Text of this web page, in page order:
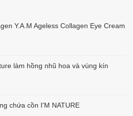
Y.A.M Ageless Collagen Eye Cream
làm hồng nhũ hoa và vùng kín
chứa cồn I'M NATURE